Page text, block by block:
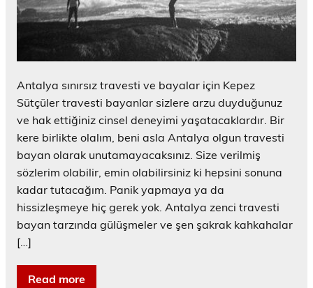
Antalya sınırsız travesti ve bayalar için Kepez
Sütçüler travesti bayanlar sizlere arzu duyduğunuz
ve hak ettiğiniz cinsel deneyimi yaşatacaklardır. Bir
kere birlikte olalım, beni asla Antalya olgun travesti
bayan olarak unutamayacaksınız. Size verilmiş
sözlerim olabilir, emin olabilirsiniz ki hepsini sonuna
kadar tutacağım. Panik yapmaya ya da
hissizleşmeye hiç gerek yok. Antalya zenci travesti
bayan tarzında gülüşmeler ve şen şakrak kahkahalar
[…]
Read more